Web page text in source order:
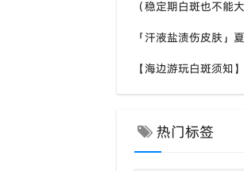
热门标签